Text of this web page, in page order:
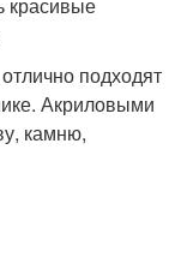
подходят
Акриловыми
камню,